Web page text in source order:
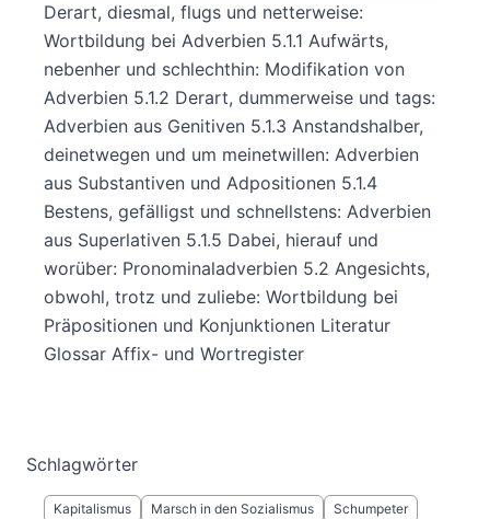
Derart, diesmal, flugs und netterweise:
Wortbildung bei Adverbien 5.1.1 Aufwärts,
nebenher und schlechthin: Modifikation von
Adverbien 5.1.2 Derart, dummerweise und tags:
Adverbien aus Genitiven 5.1.3 Anstandshalber,
deinetwegen und um meinetwillen: Adverbien
aus Substantiven und Adpositionen 5.1.4
Bestens, gefälligst und schnellstens: Adverbien
aus Superlativen 5.1.5 Dabei, hierauf und
worüber: Pronominaladverbien 5.2 Angesichts,
obwohl, trotz und zuliebe: Wortbildung bei
Präpositionen und Konjunktionen Literatur
Glossar Affix- und Wortregister
Schlagwörter
Kapitalismus Marsch in den Sozialismus
Schumpeter